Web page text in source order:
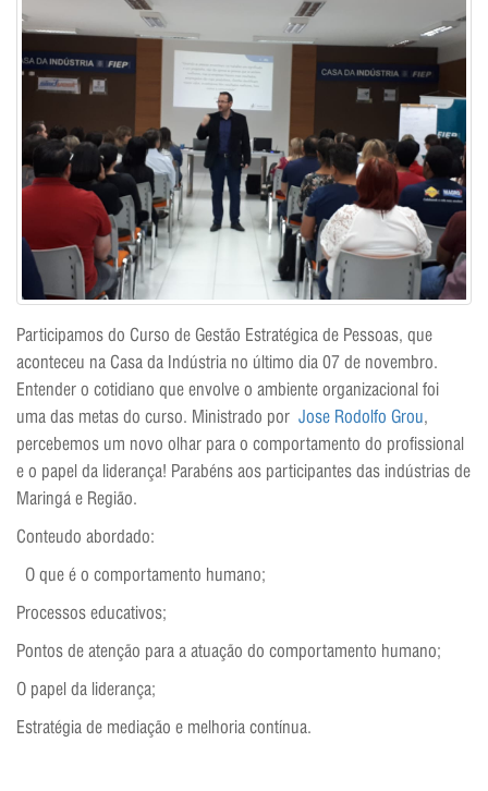
Participamos do Curso de Gestão Estratégica de Pessoas, que
aconteceu na Casa da Indústria no último dia 07 de novembro.
Entender o cotidiano que envolve o ambiente organizacional foi
uma das metas do curso. Ministrado por Jose Rodolfo Grou,
percebemos um novo olhar para o comportamento do profissional
e o papel da liderança! Parabéns aos participantes das indústrias de
Maringá e Região.
Conteudo abordado:
O que é o comportamento humano;
Processos educativos;
Pontos de atenção para a atuação do comportamento humano;
O papel da liderança;
Estratégia de mediação e melhoria contínua.